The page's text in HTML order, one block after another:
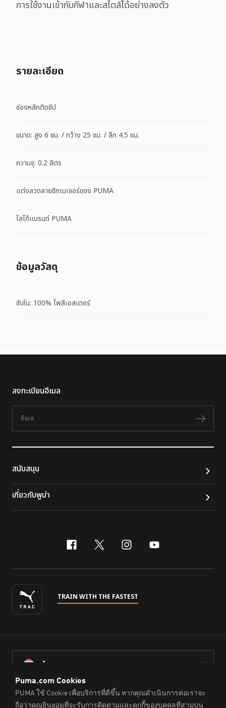
การใช้งานเข้ากับกีฬาและสไตล์ได้อย่างลงตัว
รายละเอียด
ช่องหลักติดซิป
ขนาด: สูง 6 ซม. / กว้าง 25 ซม. / ลึก 4.5 ซม.
ความจุ: 0.2 ลิตร
แต่งลวดลายซิกเนเจอร์ของ PUMA
โลโก้แบรนด์ PUMA
ข้อมูลวัสดุ
ซับใน: 100% โพลีเอสเตอร์
ลงทะเบียนอีเมล
ติดต
สนับสนุน
เกี่ยวกับพูม่า
facebook
x-twitter
instagram
youtube
TRAIN WITH THE FASTEST
ไทย
© PUMA Sports (Thailand) Co., Ltd.,2026. All Rights Reserved.